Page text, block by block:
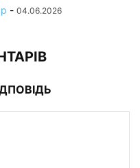
- 04.06.2026